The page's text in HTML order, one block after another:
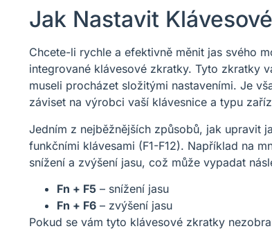
Jak Nastavit
Chcete-li rychle a efektivně měnit jas svého
integrované klávesové zkratky. Tyto zkratky
museli procházet složitými nastaveními. Je
záviset na výrobci vaší klávesnice a typu
Jedním z nejběžnějších způsobů, jak upravit
funkčními klávesami (F1-F12). Například na
snížení a zvýšení jasu, což může vypadat
Fn + F5 – snížení jasu
Fn + F6 – zvýšení jasu
Pokud se vám tyto klávesové zkratky